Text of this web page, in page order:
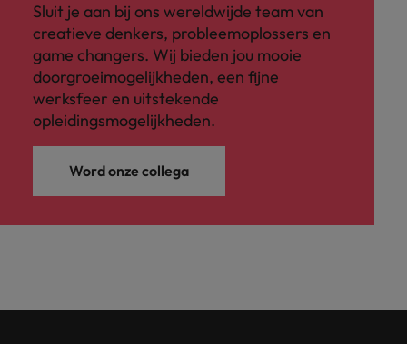
Sluit je aan bij ons wereldwijde team van
creatieve denkers, probleemoplossers en
game changers. Wij bieden jou mooie
doorgroeimogelijkheden, een fijne
werksfeer en uitstekende
opleidingsmogelijkheden.
Word onze collega